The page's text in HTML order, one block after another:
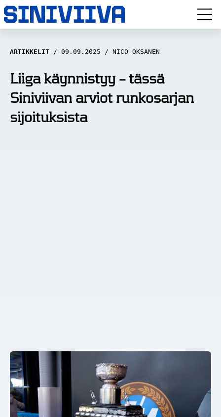
LUUVITONEN
HAASTATTELUT
NÄKÖKULMAT
ANALYYSIT
ARTIKKELIT 09.09.2025 NICO OKSANEN
Liiga käynnistyy – tässä
Siniviivan arviot runkosarjan
sijoituksista